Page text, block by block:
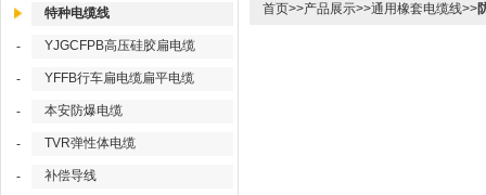
特种电缆线
- YJGCFPB高压硅胶扁电缆
- YFFB行车扁电缆扁平电缆
- 本安防爆电缆
- TVR弹性体电缆
- 补偿导线
首页>>产品展示>>通用橡套电缆线>>